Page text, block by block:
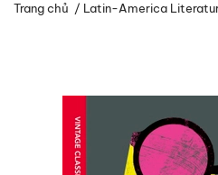
Trang chủ / Latin-America